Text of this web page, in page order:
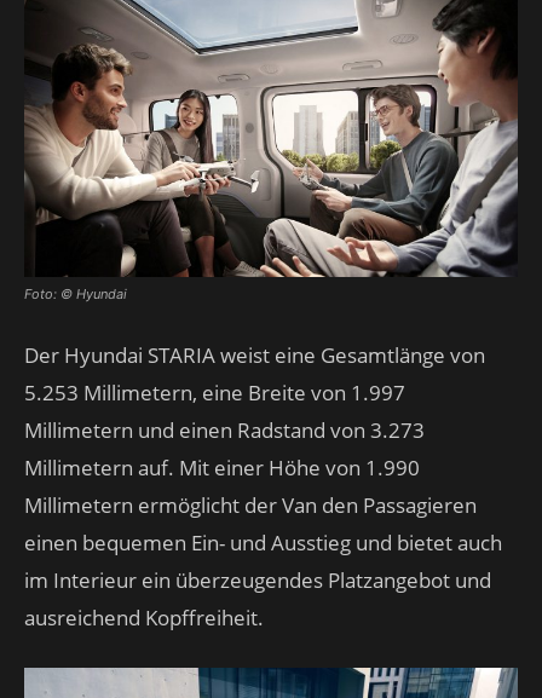
Foto: © Hyundai
Der Hyundai STARIA weist eine Gesamtlänge von
5.253 Millimetern, eine Breite von 1.997
Millimetern und einen Radstand von 3.273
Millimetern auf. Mit einer Höhe von 1.990
Millimetern ermöglicht der Van den Passagieren
einen bequemen Ein- und Ausstieg und bietet auch
im Interieur ein überzeugendes Platzangebot und
ausreichend Kopffreiheit.